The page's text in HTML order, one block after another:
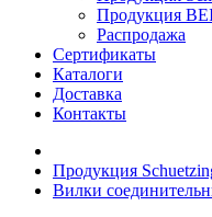
Продукция
Распродажа
Сертификаты
Каталоги
Доставка
Контакты
Продукция
Вилки